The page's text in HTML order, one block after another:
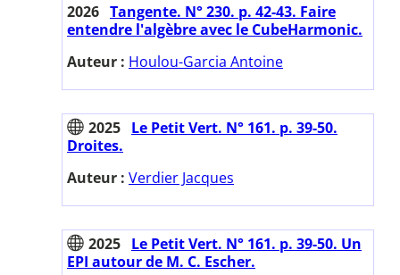
2026 Tangente. N° 230. p. 42-43. Faire
entendre l'algèbre avec le CubeHarmonic.
Auteur : Houlou-Garcia Antoine
2025 Le Petit Vert. N° 161. p. 39-50.
Droites.
Auteur : Verdier Jacques
2025 Le Petit Vert. N° 161. p. 39-50. Un
EPI autour de M. C. Escher.